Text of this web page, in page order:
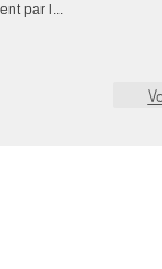
par l...